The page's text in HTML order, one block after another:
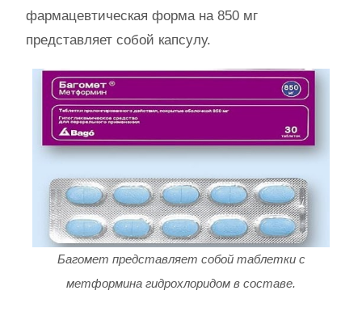
фармацевтическая форма на 850 мг
представляет собой капсулу.
Багомет представляет собой таблетки с
метформина гидрохлоридом в составе.